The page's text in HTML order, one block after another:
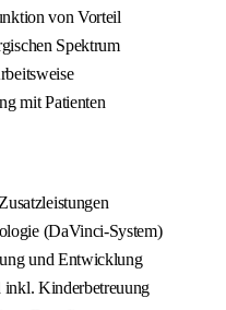
von Vorteil
Spektrum
mit Patienten
(DaVinci-System)
und Entwicklung
inkl. Kinderbetreuung